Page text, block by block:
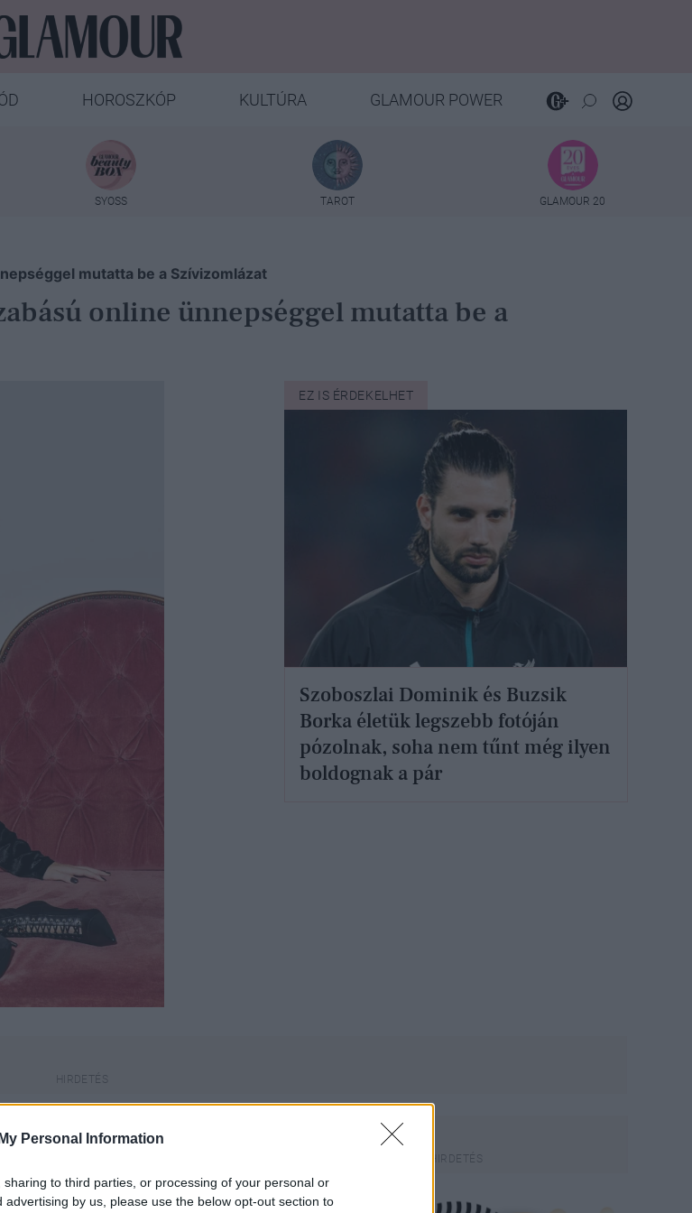
Personal Information
to third parties, or processing of your personal or
by us, please use the below opt-out section to
HOROSZKÓP KULTÚRA GLAMOUR POWER
SYOSS TAROT GLAMOUR 20
mutatta be a Szívizomlázat
online ünnepséggel mutatta be a
EZ IS ÉRDEKELHET
Szoboszlai Dominik és Buzsik
Borka életük legszebb fotóján
pózolnak, soha nem tűnt még ilyen
boldognak a pár
Pinterest